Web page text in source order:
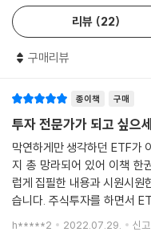
자할 수 있다. 종류에 따라 천
격이 몇 천 원에 불과하다. 즉
융상품에 비해 운용 보수도
목을 추종할 수도 있고, 인버
고, 돈을 벌고자 한다면 단?장
이 책은 이 모든 상황을 고려
성향부터 파악하고 성향에 따
적으로 수익을 거둘 수 있는지
-올웨더’다. 레이 달리오가 창
식으로 변형한 것으로, 저자
리뷰 22
구매리뷰
종이책 구매
투자 전문가가 되고 싶으
막연하게만 생각하던 ETF가
지 총 망라되어 있어 이책 한
럽게 집필한 내용과 시원시원
습니다. 주식투자를 하면서
통해 디테일하게 배울수 있었
h*****2 2022.07.29. 신고